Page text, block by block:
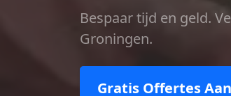
Bespaar tijd en geld.
Groningen.
Gratis Offertes